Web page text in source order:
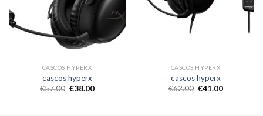
CASCOS HYPERX
cascos hyperx
€57.00 €38.00
CASCOS HYPERX
cascos hyperx
€62.00 €41.00